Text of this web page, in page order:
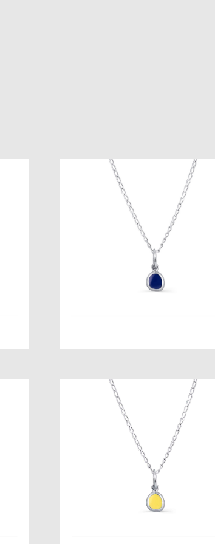
Эгейское Море кулон
от 3 500 pуб.
2 800 pуб.
Вино из Одуванчиков кулон
от 3 500 pуб.